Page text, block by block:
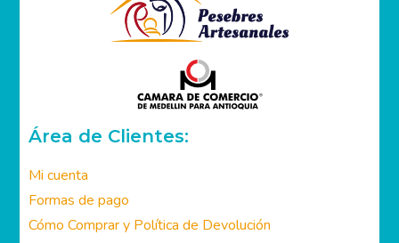
Área de Clientes:
Mi cuenta
Formas de pago
Cómo Comprar y Política de Devolución